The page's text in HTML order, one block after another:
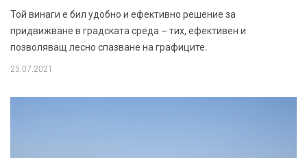
Той винаги е бил удобно и ефективно решение за
придвижване в градската среда – тих, ефективен и
позволяващ лесно спазване на графиците.
25.07.2021